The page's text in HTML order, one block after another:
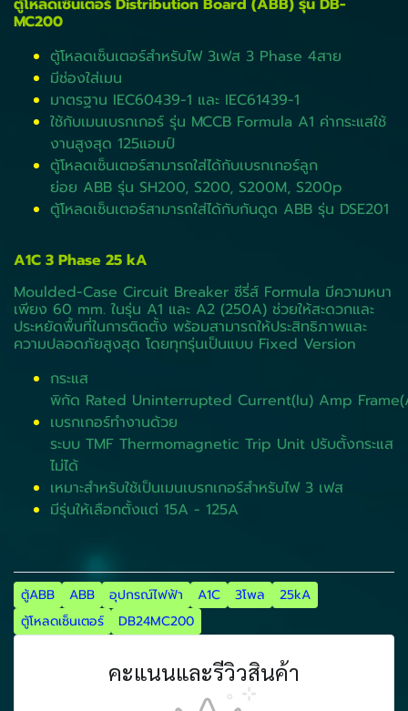
ตู้โหลดเซ็นเตอร์ Distribution Board (ABB) รุ่น DB-
MC200
ตู้โหลดเซ็นเตอร์สำหรับไฟ 3เฟส 3 Phase 4สาย
มีช่องใส่เมน
มาตรฐาน IEC60439-1 และ IEC61439-1
ใช้กับเมนเบรกเกอร์ รุ่น MCCB Formula A1 ค่ากระแสใช้
งานสูงสุด 125แอมป์
ตู้โหลดเซ็นเตอร์สามารถใส่ได้กับเบรกเกอร์ลูก
ย่อย ABB รุ่น SH200, S200, S200M, S200p
ตู้โหลดเซ็นเตอร์สามารถใส่ได้กับกันดูด ABB รุ่น DSE201
A1C 3 Phase 25 kA
Moulded-Case Circuit Breaker ซีรี่ส์ Formula มีความหนา
เพียง 60 mm. ในรุ่น A1 และ A2 (250A) ช่วยให้สะดวกและ
ประหยัดพื้นที่ในการติดตั้ง พร้อมสามารถให้ประสิทธิภาพและ
ความปลอดภัยสูงสุด โดยทุกรุ่นเป็นแบบ Fixed Version
กระแส
พิกัด Rated Uninterrupted Current(Iu) Amp
เบรกเกอร์ทำงานด้วย
ระบบ TMF Thermomagnetic Trip Unit ปรับตั้งกระแส
ไม่ได้
เหมาะสำหรับใช้เป็นเมนเบรกเกอร์สำหรับไฟ 3 เฟส
มีรุ่นให้เลือกตั้งแต่ 15A - 125A
ตู้ABB ABB อุปกรณ์ไฟฟ้า A1C 3โพล
25kA
ตู้โหลดเซ็นเตอร์
DB24MC200
คะแนนและรีวิวสินค้า